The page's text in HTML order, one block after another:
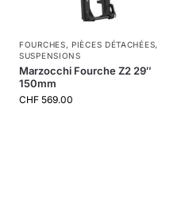
FOURCHES,PIÈCES DÉTACHÉES,
SUSPENSIONS
Marzocchi Fourche Z2 29″
150mm
CHF 569.00